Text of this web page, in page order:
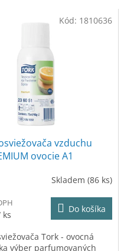
vzduchu
ovocie A1
Skladem (86 ks)
ks
Do košíka
Tork - ovocná
výber parfumovaných
Kód: 1810636